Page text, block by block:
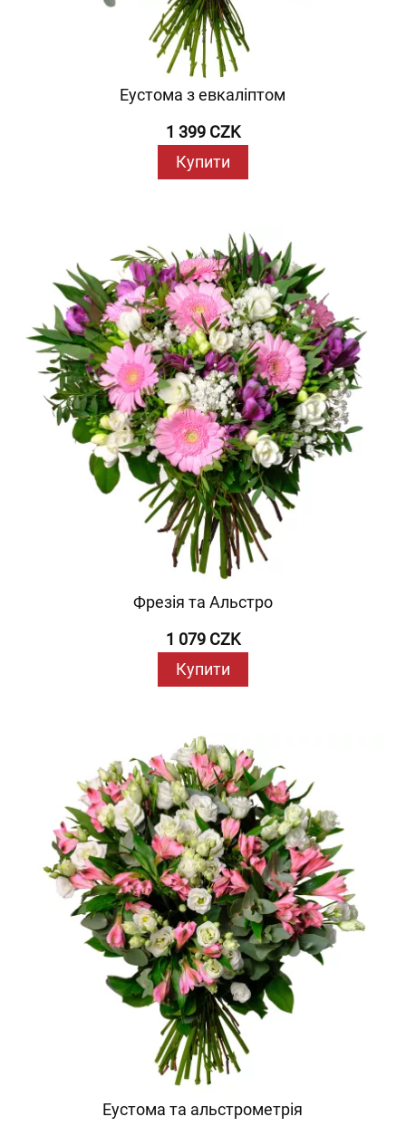
Еустома з евкаліптом
1 399 CZK
Купити
Фрезія та Альстро
1 079 CZK
Купити
Еустома та альстрометрія